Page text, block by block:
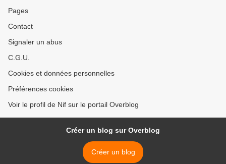
Pages
Contact
Signaler un abus
C.G.U.
Cookies et données personnelles
Préférences cookies
Voir le profil de Nif sur le portail Overblog
Créer un blog sur Overblog
Créer un blog